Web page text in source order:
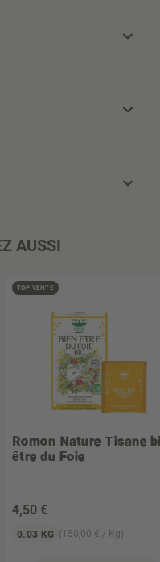
AUSSI
TOP VENTE
Romon Nature Tisane
être du Foie
4,50 €
0.03 KG (150,00 € / Kg)